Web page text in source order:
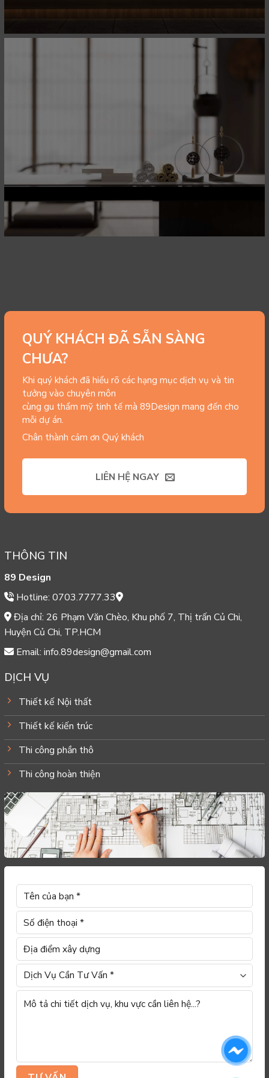
QUÝ KHÁCH ĐÃ SẴN SÀNG
CHƯA?
Khi quý khách đã hiểu rõ các hạng mục dịch vụ và tin
tưởng vào chuyên môn
cùng gu thẩm mỹ tinh tế mà 89Design mang đến cho
mỗi dự án.
Chân thành cảm ơn Quý khách
LIÊN HỆ NGAY
THÔNG TIN
89 Design
Hotline: 0703.7777.33
Địa chỉ: 26 Phạm Văn Chèo, Khu phố 7, Thị trấn Củ Chi,
Huyện Củ Chi, TP.HCM
Email: info.89design@gmail.com
DỊCH VỤ
Thiết kế Nội thất
Thiết kế kiến trúc
Thi công phần thô
Thi công hoàn thiện